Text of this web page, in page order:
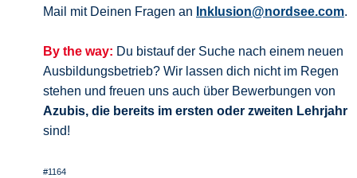
Mail mit Deinen Fragen an Inklusion@nordsee.com.
By the way: Du bistauf der Suche nach einem neuen
Ausbildungsbetrieb? Wir lassen dich nicht im Regen
stehen und freuen uns auch über Bewerbungen von
Azubis, die bereits im ersten oder zweiten Lehrjahr
sind!
#1164